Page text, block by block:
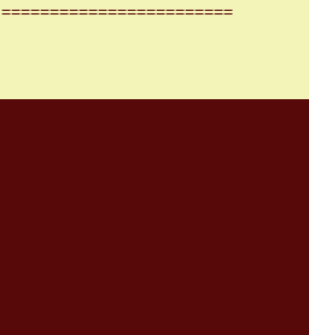
========================